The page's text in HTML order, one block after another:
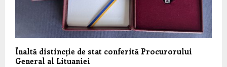
Înaltă distincție de stat conferită Procurorului
General al Lituaniei